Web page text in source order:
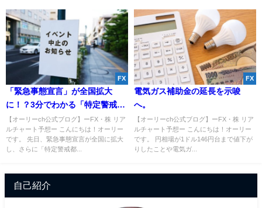
FX
「緊急事態宣言」が全国拡大
に！？3分でわかる「特定警戒」
とは？
【オーリーch公式ブログ】ーFX・株 リア
ルチャート予想ー こんにちは！オーリー
です。 先日、緊急事態宣言が全国に拡大
し、さらに「特定警戒都...
FX
電気ガス補助金の延長を示唆
へ。
【オーリーch公式ブログ】ーFX・株 リア
ルチャート予想ー こんにちは！オーリー
です。 円相場が1ドル146円台まで値下が
りしたことや電気ガ...
自己紹介